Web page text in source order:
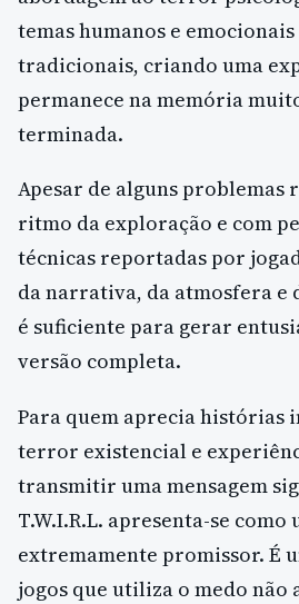
temas humanos e emocionais
tradicionais, criando uma
permanece na memória
terminada.
Apesar de alguns problemas
ritmo da exploração e com
técnicas reportadas por
da narrativa, da atmosfera
é suficiente para gerar
versão completa.
Para quem aprecia histórias
terror existencial e
transmitir uma mensagem
T.W.I.R.L. apresenta-se
extremamente promissor. É
jogos que utiliza o medo não